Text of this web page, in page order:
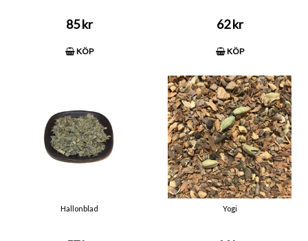
85 kr
KÖP
62 kr
KÖP
Hallonblad Yogi